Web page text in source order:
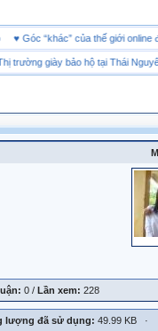
♥Góc “khác” của thế giới
trường giày bảo hộ tại Thái Nguyên
0 / Lần xem: 228
lượng đã sử dụng: 49.99 KB ·